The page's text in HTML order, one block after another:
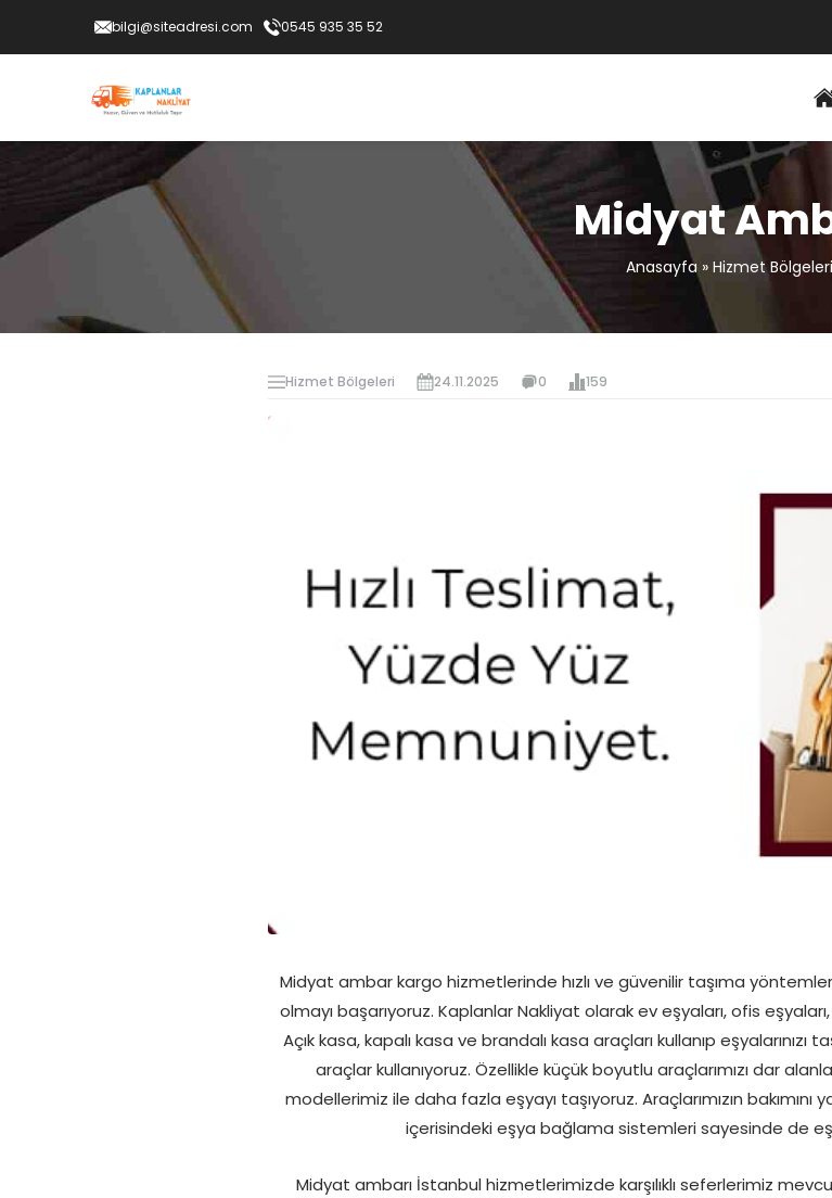
bilgi@siteadresi.com 0545 935 35 52
Midyat
Anasayfa» Hizmet Bölgeleri
Hizmet Bölgeleri 24.11.2025 0 159
Midyat ambar kargo hizmetlerinde hızlı ve güvenilir taşıma
olmayı başarıyoruz. Kaplanlar Nakliyat olarak ev eşyaları, ofis
Açık kasa, kapalı kasa ve brandalı kasa araçları kullanıp
araçlar kullanıyoruz. Özellikle küçük boyutlu araçlarımızı dar
modellerimiz ile daha fazla eşyayı taşıyoruz. Araçlarımızın
içerisindeki eşya bağlama sistemleri sayesinde de
Midyat ambarı İstanbul hizmetlerimizde karşılıklı seferlerimiz